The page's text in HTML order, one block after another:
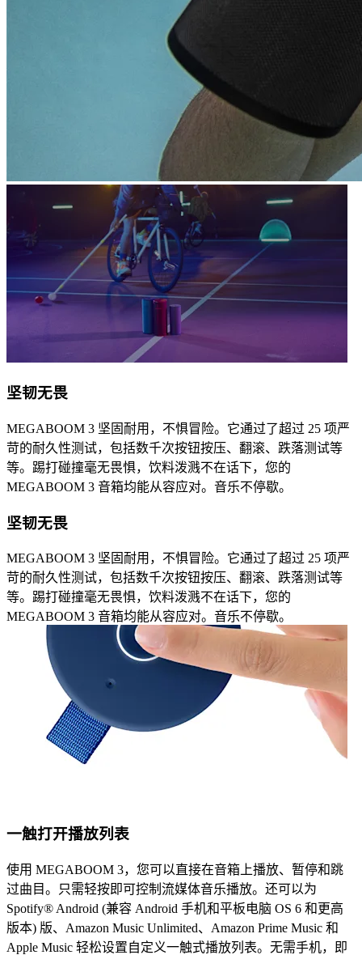
坚韧无畏
MEGABOOM 3 坚固耐用，不惧冒险。它通过了超过 25 项严
苛的耐久性测试，包括数千次按钮按压、翻滚、跌落测试等
等。踢打碰撞毫无畏惧，饮料泼溅不在话下，您的
MEGABOOM 3 音箱均能从容应对。音乐不停歇。
坚韧无畏
MEGABOOM 3 坚固耐用，不惧冒险。它通过了超过 25 项严
苛的耐久性测试，包括数千次按钮按压、翻滚、跌落测试等
等。踢打碰撞毫无畏惧，饮料泼溅不在话下，您的
MEGABOOM 3 音箱均能从容应对。音乐不停歇。
一触打开播放列表
使用 MEGABOOM 3，您可以直接在音箱上播放、暂停和跳
过曲目。只需轻按即可控制流媒体音乐播放。还可以为
Spotify® Android (兼容 Android 手机和平板电脑 OS 6 和更高
版本) 版、Amazon Music Unlimited、Amazon Prime Music 和
Apple Music 轻松设置自定义一触式播放列表。无需手机，即